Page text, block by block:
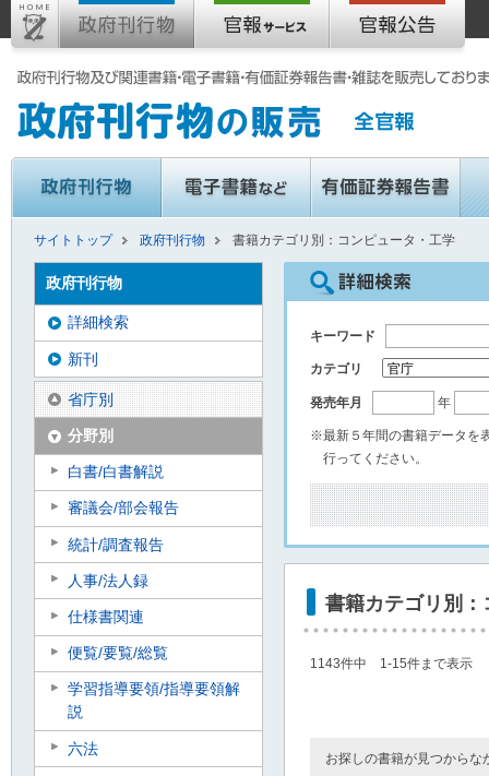
サイトトップ 政府刊行物 書籍カテゴリ別：コンピュータ・工学
キーワード
カテゴリ
発売年月 年
※最新５年間の書籍データを
行ってください。
書籍カテゴリ別
1143件中 1-15件まで表示
お探しの書籍が見つから
政府刊行物
詳細検索
新刊
省庁別
分野別
白書/白書解説
審議会/部会報告
統計/調査報告
人事/法人録
仕様書関連
便覧/要覧/総覧
学習指導要領/指導要領解
説
六法